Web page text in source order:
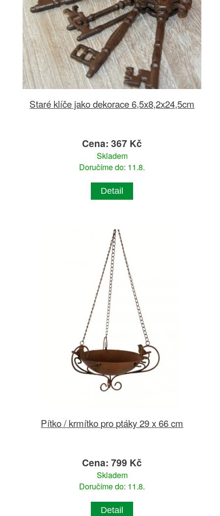
Staré klíče jako dekorace 6,5x8,2x24,5cm
Cena: 367 Kč
Skladem
Doručíme do: 11.8.
Detail
Pítko / krmítko pro ptáky 29 x 66 cm
Cena: 799 Kč
Skladem
Doručíme do: 11.8.
Detail